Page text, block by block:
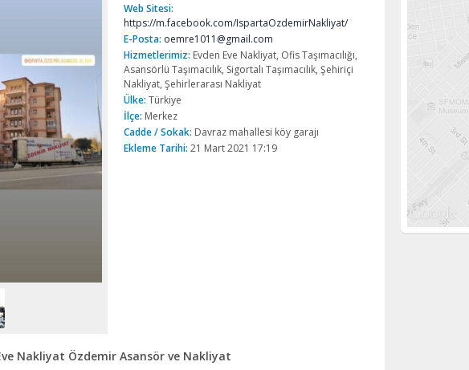
Web Sitesi:
https://m.facebook.com/IspartaOzdemirNakliyat/
E-Posta: oemre1011@gmail.com
Hizmetlerimiz: Evden Eve Nakliyat, Ofis Taşımacılığı,
Asansörlü Taşımacılık, Sigortalı Taşımacılık, Şehiriçi
Nakliyat, Şehirlerarası Nakliyat
Ülke: Türkiye
İlçe: Merkez
Cadde / Sokak: Davraz mahallesi köy garajı
Ekleme Tarihi: 21 Mart 2021 17:19
Nakliyat Özdemir Asansör ve Nakliyat